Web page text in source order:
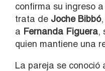
confirma su ingreso a
trata de Joche Bibbó
a Fernanda Figuera,
quien mantiene una
La pareja se conoció